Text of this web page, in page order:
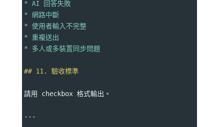
* AI 回答失敗
* 網路中斷
* 使用者輸入不完整
* 重複送出
* 多人或多裝置同步問題
## 11. 驗收標準
請用 checkbox 格式輸出。
---